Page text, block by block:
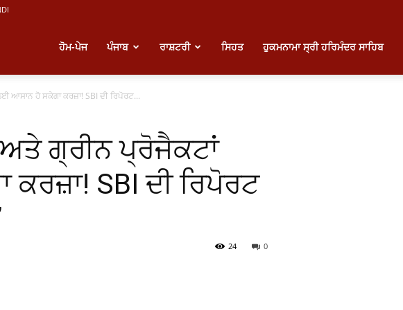
ਹੋਮ-ਪੇਜ ਪੰਜਾਬ ਰਾਸ਼ਟਰੀ ਸਿਹਤ ਹੁਕਮਨਾਮਾ ਸ੍ਰੀ ਹਰਿਮੰਦਰ ਸਾਹਿਬ
ਹੋ ਸਕੇਗਾ ਕਰਜ਼ਾ! SBI ਦੀ ਰਿਪੋਰਟ...
ਗ੍ਰੀਨ ਪ੍ਰੋਜੈਕਟਾਂ
SBI ਦੀ ਰਿਪੋਰਟ
0
24